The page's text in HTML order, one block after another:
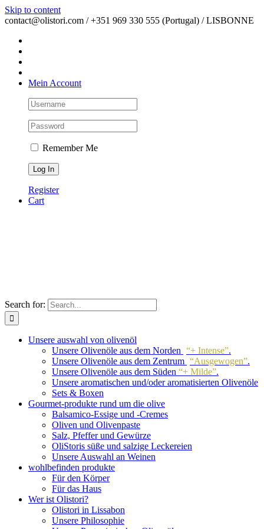
Skip to content
contact@olistori.com / +351 969 330 555 (Portugal) / LISBONNE
Mein Account
Remember Me
Register
Cart
Search for:
Unsere auswahl von olivenöl
Unsere Olivenöle aus dem Norden “+ Intense”.
Unsere Olivenöle aus dem Zentrum “Ausgewogen”.
Unsere Olivenöle aus dem Süden “+ Milde”.
Unsere aromatischen und/oder aromatisierten Olivenöle
Sets & Boxen
Gourmet-produkte rund um die olive
Balsamico-Essige und -Cremes
Oliven und Olivenpaste
Salz, Pfeffer und Gewürze
OliStoris süße und salzige Leckereien
Unsere Auswahl an Weinen
wohlbefinden produkte
Für den Körper
Für das Haus
Wer ist Olistori?
Olistori in Lissabon
Unsere Philosophie